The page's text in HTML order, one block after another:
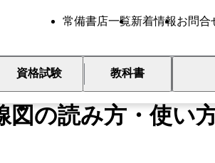
常備書店一覧新着情報お問合
資格試験 教科書
ター
図の読み方・使い